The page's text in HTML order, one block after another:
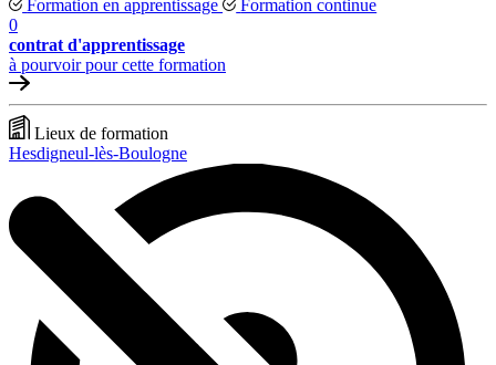
Formation en apprentissage
Formation continue
0
contrat d'apprentissage
à pourvoir pour cette formation
Lieux de formation
Hesdigneul-lès-Boulogne